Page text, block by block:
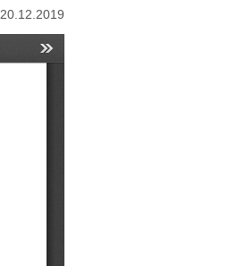
20.12.2019